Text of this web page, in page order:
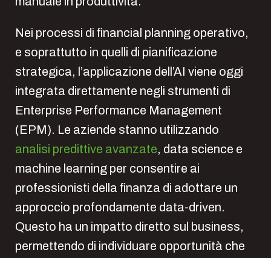
Nei processi di financial planning operativo,
e soprattutto in quelli di pianificazione
strategica, l’applicazione dell’AI viene oggi
integrata direttamente negli strumenti di
Enterprise Performance Management
(EPM). Le aziende stanno utilizzando
analisi predittive avanzate, data science e
machine learning per consentire ai
professionisti della finanza di adottare un
approccio profondamente data-driven.
Questo ha un impatto diretto sul business,
permettendo di individuare opportunità che